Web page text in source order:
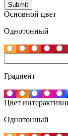
Основной цвет
Однотонный
Градиент
Цвет
Однотонный